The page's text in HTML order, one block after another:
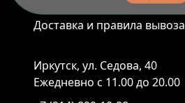
Доставка и правила вывоза
Иркутск, ул. Седова, 40
Ежедневно с 11.00 до 20.00